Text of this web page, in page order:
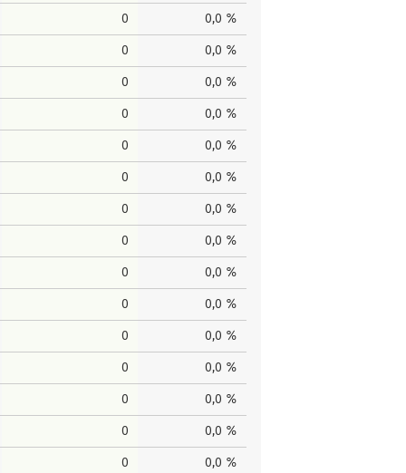
0 0,0 %
0 0,0 %
0 0,0 %
0 0,0 %
0 0,0 %
0 0,0 %
0 0,0 %
0 0,0 %
0 0,0 %
0 0,0 %
0 0,0 %
0 0,0 %
0 0,0 %
0 0,0 %
0 0,0 %